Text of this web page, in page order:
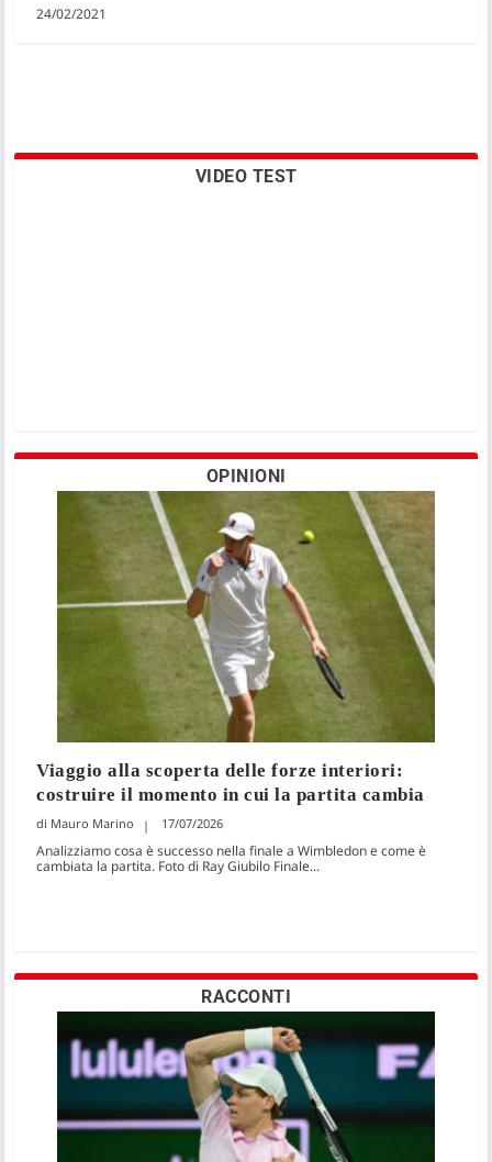
24/02/2021
VIDEO TEST
OPINIONI
Viaggio alla scoperta delle forze interiori:
costruire il momento in cui la partita cambia
Mauro Marino 17/07/2026
Analizziamo cosa è successo nella finale a Wimbledon e come è
cambiata la partita. Foto di Ray Giubilo Finale...
RACCONTI